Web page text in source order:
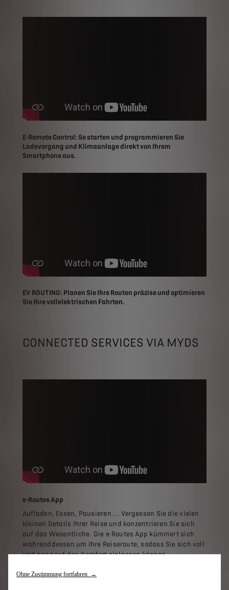
E-Remote Control: So starten und programmieren Sie
Ladevorgang und Klimaanlage direkt von Ihrem
Smartphone aus.
EV ROUTING: Planen Sie Ihre Routen präzise und optimieren
Sie Ihre vollelektrischen Fahrten.
CONNECTED SERVICES VIA MYDS
e-Routes App
Aufladen, Essen, Pausieren … Vergessen Sie die vielen
kleinen Details Ihrer Reise und konzentrieren Sie sich
auf das Wesentliche. Die e-Routes App kümmert sich
währenddessen um Ihre Reiseroute, sodass Sie sich voll
und ganz auf den Komfort einlassen können.
Ohne Zustimmung fortfahren →